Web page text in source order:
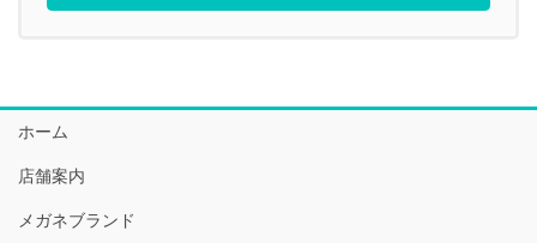
ホーム
店舗案内
メガネブランド